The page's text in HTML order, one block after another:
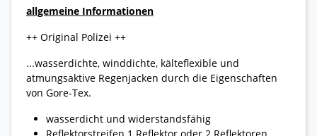
allgemeine Informationen
++ Original Polizei ++
...wasserdichte, winddichte, kälteflexible und
atmungsaktive Regenjacken durch die Eigenschaften
von Gore-Tex.
wasserdicht und widerstandsfähig